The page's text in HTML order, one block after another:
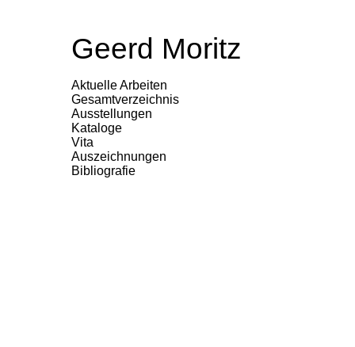
Geerd Moritz
Aktuelle Arbeiten
Gesamtverzeichnis
Ausstellungen
Kataloge
Vita
Auszeichnungen
Bibliografie